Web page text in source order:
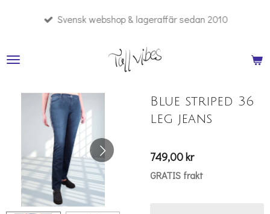
Svensk webshop & lageraffär sedan 2010
Blue striped 36
leg jeans
749,00 kr
GRATIS frakt